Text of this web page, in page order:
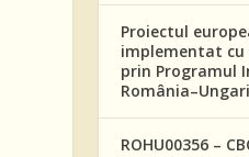
Proiectul
implementat
prin Programul
ROHU00356 –